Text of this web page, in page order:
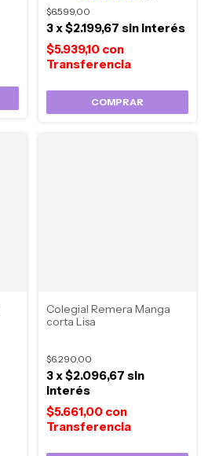
$6.599,00
$5.939,10 con
3x$2.199,67 sin interés
COMPRAR
Colegial Remera Manga
corta Lisa
$6.290,00
$5.661,00 con
3x$2.096,67 sin
interés